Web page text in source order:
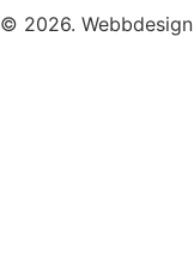
© 2026. Webbdesign